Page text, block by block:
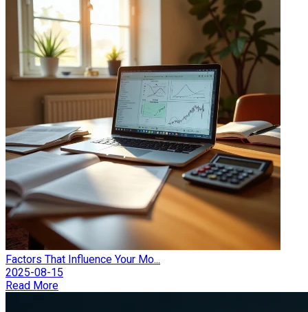
Factors That Influence Your Mo...
2025-08-15
Read More